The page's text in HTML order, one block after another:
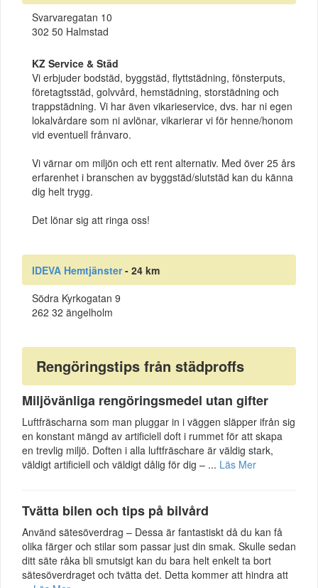
Svarvaregatan 10
302 50 Halmstad
KZ Service & Städ
Vi erbjuder bodstäd, byggstäd, flyttstädning, fönsterputs,
företagtsstäd, golvvård, hemstädning, storstädning och
trappstädning. Vi har även vikarieservice, dvs. har ni egen
lokalvårdare som ni avlönar, vikarierar vi för henne/honom
vid eventuell frånvaro.
Vi värnar om miljön och ett rent alternativ. Med över 25 års
erfarenhet i branschen av byggstäd/slutstäd kan du känna
dig helt trygg.
Det lönar sig att ringa oss!
IDEVA Hemtjänster- 24 km
Södra Kyrkogatan 9
262 32 ängelholm
Rengöringstips från städproffs
Miljövänliga rengöringsmedel utan gifter
Luftfräscharna som man pluggar in i väggen släpper ifrån sig
en konstant mängd av artificiell doft i rummet för att skapa
en trevlig miljö. Doften i alla luftfräschare är väldig stark,
väldigt artificiell och väldigt dålig för dig – ... Läs Mer
Tvätta bilen och tips på bilvård
Använd sätesöverdrag – Dessa är fantastiskt då du kan få
olika färger och stilar som passar just din smak. Skulle sedan
ditt säte råka bli smutsigt kan du bara helt enkelt ta bort
sätesöverdraget och tvätta det. Detta kommer att hindra att